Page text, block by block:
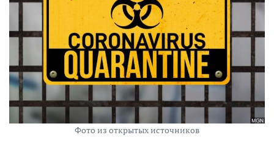
Фото из открытых источников